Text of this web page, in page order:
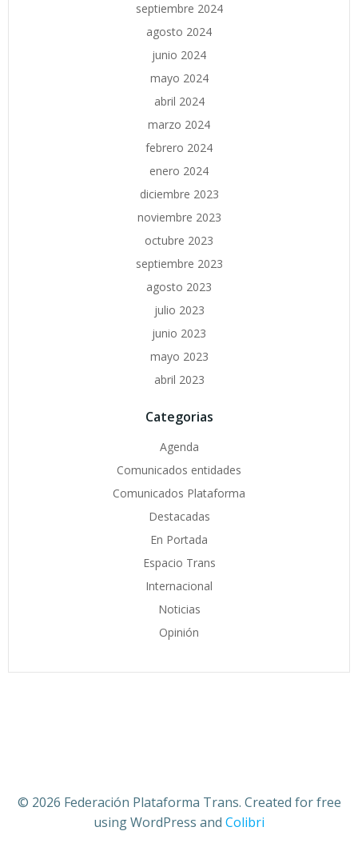
septiembre 2024
agosto 2024
junio 2024
mayo 2024
abril 2024
marzo 2024
febrero 2024
enero 2024
diciembre 2023
noviembre 2023
octubre 2023
septiembre 2023
agosto 2023
julio 2023
junio 2023
mayo 2023
abril 2023
Categorias
Agenda
Comunicados entidades
Comunicados Plataforma
Destacadas
En Portada
Espacio Trans
Internacional
Noticias
Opinión
© 2026 Federación Plataforma Trans. Created for free
using WordPress and Colibri